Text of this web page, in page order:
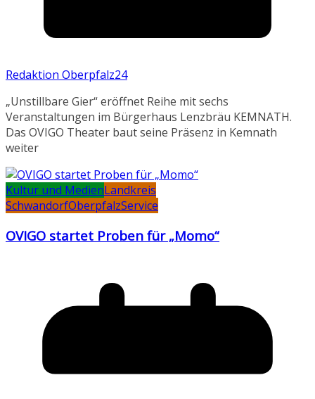
Redaktion Oberpfalz24
„Unstillbare Gier“ eröffnet Reihe mit sechs
Veranstaltungen im Bürgerhaus Lenzbräu KEMNATH.
Das OVIGO Theater baut seine Präsenz in Kemnath
weiter
Kultur und MedienLandkreis
SchwandorfOberpfalzService
OVIGO startet Proben für „Momo“